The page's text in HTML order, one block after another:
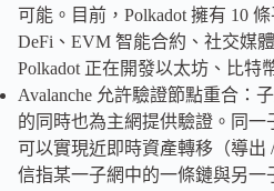
可能。目前，Polkadot 擁有 10
DeFi、EVM 智能合約、社交媒
Polkadot 正在開發以太坊、比特
Avalanche 允許驗證節點重合：
的同時也為主網提供驗證。同一
可以實現近即時資產轉移（導出
信指某一子網中的一條鏈與另一